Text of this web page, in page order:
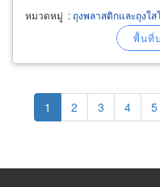
ดี สำหรับใช้เป็น ถุงพลาสติกหูเจา
รองในกระสอบ ผลิตถุงร้อนใส
ถนอมอาหารได้หลายวันความ
ผ่านได้ยาก
หมวดหมู่ : ถุงพลาสติกและถุงใส
Pagination
Current
page
1 Page
2 Page
3 Page
4 5